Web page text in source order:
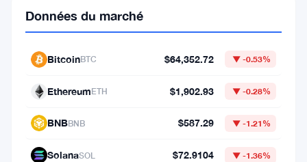
est
revenue
marché
Données du marché
BitcoinBTC $64,352.72 ▼ -0.53%
EthereumETH $1,902.93 ▼ -0.28%
BNBBNB $587.29 ▼ -1.21%
SolanaSOL $72.9104 ▼ -1.36%